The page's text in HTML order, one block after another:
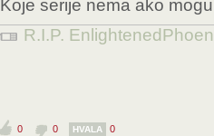
Koje serije nema ako
R.I.P.
0 0 HVALA 0